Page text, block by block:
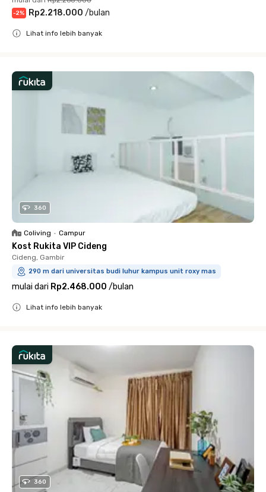
-2% Rp2.218.000 /bulan
Lihat info lebih banyak
360
Coliving • Campur
Kost Rukita VIP Cideng
Cideng, Gambir
290 m dari universitas budi luhur kampus unit roxy mas
mulai dari Rp2.468.000 /bulan
Lihat info lebih banyak
360